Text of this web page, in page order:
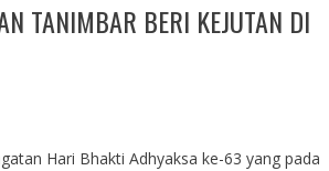
TANIMBAR BERI KEJUTAN DI
Hari Bhakti Adhyaksa ke-63 yang pada